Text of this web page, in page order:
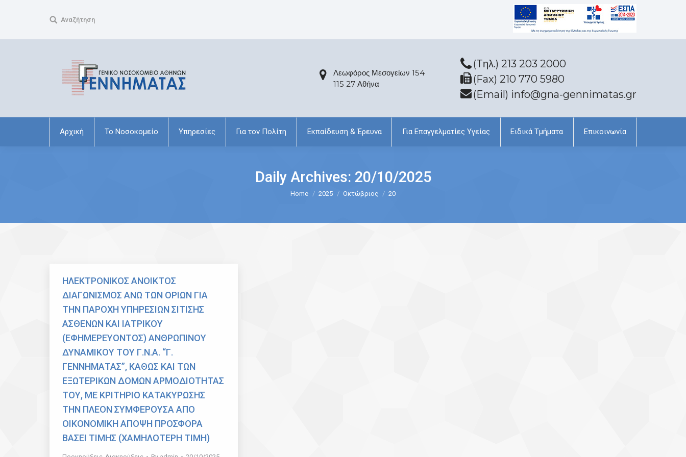
Search:Αναζήτηση
Λεωφόρος Μεσογείων 154
115 27 Αθήνα
(Tηλ.) 213 203 2000
(Fax) 210 770 5980
(Email) info@gna-gennimatas.gr
Αρχική Το Νοσοκομείο Υπηρεσίες Για τον Πολίτη Εκπαίδευση & Έρευνα Για Επαγγελματίες Υγείας Ειδικά Τμήματα Επικοινωνία
Daily Archives: 20/10/2025
Home 2025 Οκτώβριος 20
ΗΛΕΚΤΡΟΝΙΚΟΣ ΑΝΟΙΚΤΟΣ
ΔΙΑΓΩΝΙΣΜΟΣ ΑΝΩ ΤΩΝ ΟΡΙΩΝ ΓΙΑ
ΤΗΝ ΠΑΡΟΧΗ ΥΠΗΡΕΣΙΩΝ ΣΙΤΙΣΗΣ
ΑΣΘΕΝΩΝ ΚΑΙ ΙΑΤΡΙΚΟΥ
(ΕΦΗΜΕΡΕΥΟΝΤΟΣ) ΑΝΘΡΩΠΙΝΟΥ
ΔΥΝΑΜΙΚΟΥ ΤΟΥ Γ.Ν.Α. “Γ.
ΓΕΝΝΗΜΑΤΑΣ”, ΚΑΘΩΣ ΚΑΙ ΤΩΝ
ΕΞΩΤΕΡΙΚΩΝ ΔΟΜΩΝ ΑΡΜΟΔΙΟΤΗΤΑΣ
ΤΟΥ, ΜΕ ΚΡΙΤΗΡΙΟ ΚΑΤΑΚΥΡΩΣΗΣ
ΤΗΝ ΠΛΕΟΝ ΣΥΜΦΕΡΟΥΣΑ ΑΠΟ
ΟΙΚΟΝΟΜΙΚΗ ΑΠΟΨΗ ΠΡΟΣΦΟΡΑ
ΒΑΣΕΙ ΤΙΜΗΣ (ΧΑΜΗΛΟΤΕΡΗ ΤΙΜΗ)